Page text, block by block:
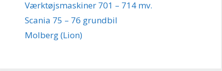
Værktøjsmaskiner 701 – 714 mv.
Scania 75 – 76 grundbil
Molberg (Lion)